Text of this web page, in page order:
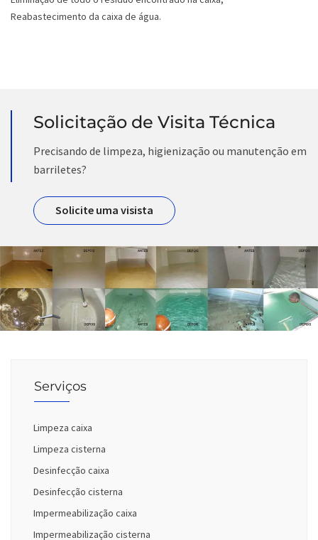
Reabastecimento da caixa de água.
Solicitação de Visita Técnica
Precisando de limpeza, higienização ou manutenção em
barriletes?
Solicite uma visista
Serviços
Limpeza caixa
Limpeza cisterna
Desinfecção caixa
Desinfecção cisterna
Impermeabilização caixa
Impermeabilização cisterna